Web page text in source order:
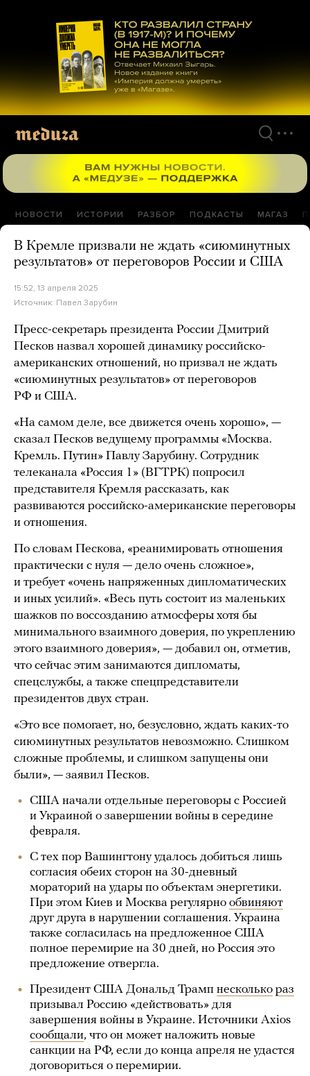
материалам
НОВОСТИ ИСТОРИИ РАЗБОР ПОДКАСТЫ МАГАЗ
В Кремле призвали не ждать «сиюминутных
результатов» от переговоров России и США
15:52, 13 апреля 2025
Источник: Павел Зарубин
Пресс-секретарь президента России Дмитрий
Песков назвал хорошей динамику российско-
американских отношений, но призвал не ждать
«сиюминутных результатов» от переговоров
РФ и США.
«На самом деле, все движется очень хорошо», —
сказал Песков ведущему программы «Москва.
Кремль. Путин» Павлу Зарубину. Сотрудник
телеканала «Россия 1» (ВГТРК) попросил
представителя Кремля рассказать, как
развиваются российско-американские переговоры
и отношения.
По словам Пескова, «реанимировать отношения
практически с нуля — дело очень сложное»,
и требует «очень напряженных дипломатических
и иных усилий». «Весь путь состоит из маленьких
шажков по воссозданию атмосферы хотя бы
минимального взаимного доверия, по укреплению
этого взаимного доверия», — добавил он, отметив,
что сейчас этим занимаются дипломаты,
спецслужбы, а также спецпредставители
президентов двух стран.
«Это все помогает, но, безусловно, ждать каких-то
сиюминутных результатов невозможно. Слишком
сложные проблемы, и слишком запущены они
были», — заявил Песков.
США начали отдельные переговоры с Россией
и Украиной о завершении войны в середине
февраля.
С тех пор Вашингтону удалось добиться лишь
согласия обеих сторон на 30-дневный
мораторий на удары по объектам энергетики.
При этом Киев и Москва регулярно обвиняют
друг друга в нарушении соглашения. Украина
также согласилась на предложенное США
полное перемирие на 30 дней, но Россия это
предложение отвергла.
Президент США Дональд Трамп несколько раз
призывал Россию «действовать» для
завершения войны в Украине. Источники Axios
сообщали, что он может наложить новые
санкции на РФ, если до конца апреля не удастся
договориться о перемирии.